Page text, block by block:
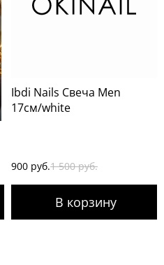
Ibdi Nails Свеча Men
17см/white
900 руб.1 500 руб.